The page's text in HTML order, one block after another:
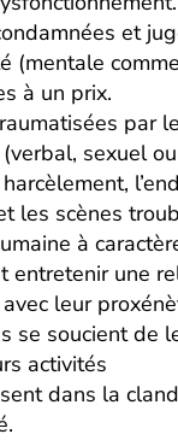
et
(mentale
à un prix.
par
sexuel
les scènes
à
entretenir une
leur
se soucient de
activités
dans la